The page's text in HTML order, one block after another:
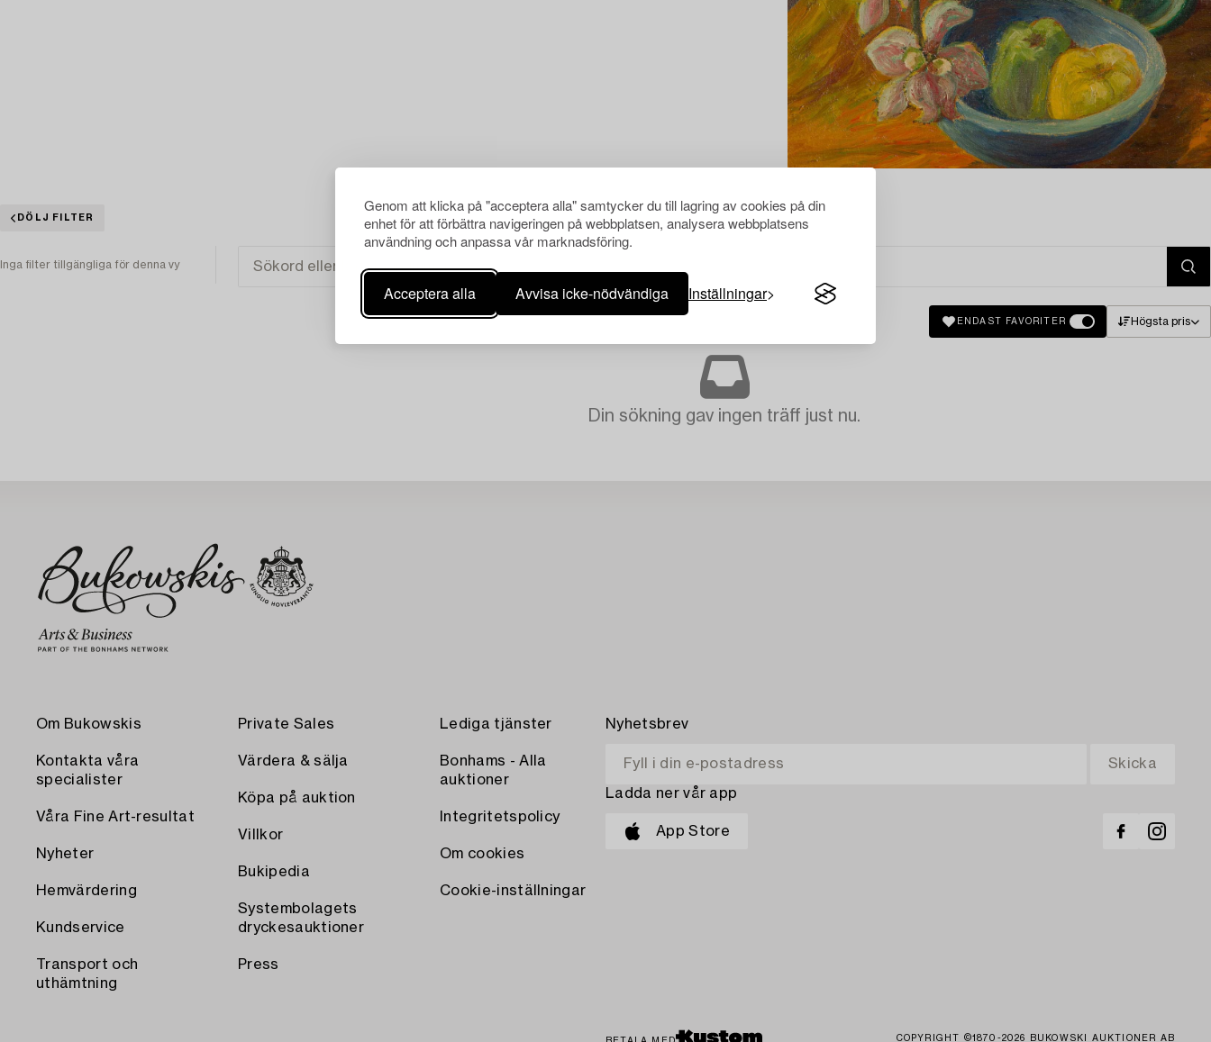
Genom att klicka på "acceptera alla" samtycker du till lagring av cookies på din
enhet för att förbättra navigeringen på webbplatsen, analysera webbplatsens
användning och anpassa vår marknadsföring.
Acceptera alla Avvisa icke-nödvändiga Inställningar
DÖLJ FILTER
Inga filter tillgängliga för denna vy
ENDAST FAVORITER Högsta pris
Din sökning gav ingen träff just nu.
Om Bukowskis
Kontakta våra
specialister
Våra Fine Art-resultat
Nyheter
Hemvärdering
Kundservice
Transport och
uthämtning
Private Sales
Värdera & sälja
Köpa på auktion
Villkor
Bukipedia
Systembolagets
dryckesauktioner
Press
Lediga tjänster
Bonhams - Alla
auktioner
Integritetspolicy
Om cookies
Cookie-inställningar
Nyhetsbrev
Ladda ner vår app
App Store
COPYRIGHT ©1870-2026 BUKOWSKI AUKTIONER AB